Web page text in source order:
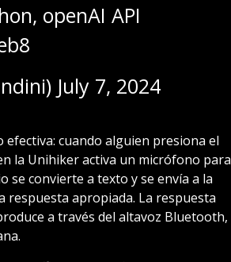
openAI API
July 7, 2024
cuando alguien presiona el
la Unihiker activa un micrófono para
se convierte a texto y se envía a la
respuesta apropiada. La respuesta
a través del altavoz Bluetooth,